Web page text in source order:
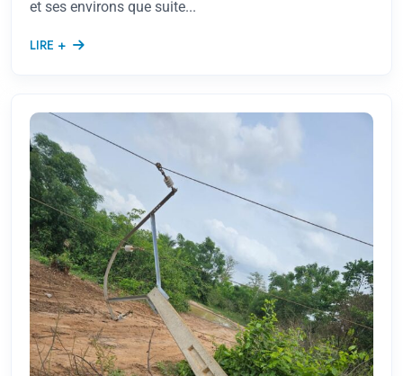
et ses environs que suite...
LIRE +